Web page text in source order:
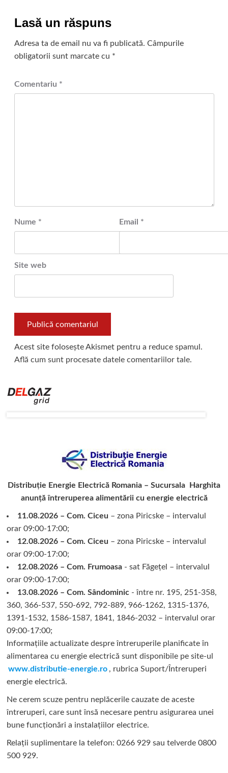
Lasă un răspuns
Adresa ta de email nu va fi publicată. Câmpurile
obligatorii sunt marcate cu *
Comentariu *
Nume * Email *
Site web
Acest site folosește Akismet pentru a reduce spamul.
Află cum sunt procesate datele comentariilor tale.
Distribuție Energie Electrică Romania – Sucursala Harghita
anunță întreruperea alimentării cu energie electrică
11.08.2026 – Com. Ciceu – zona Piricske – intervalul
orar 09:00-17:00;
12.08.2026 – Com. Ciceu – zona Piricske – intervalul
orar 09:00-17:00;
12.08.2026 – Com. Frumoasa- sat Făgețel – intervalul
orar 09:00-17:00;
13.08.2026 – Com. Sândominic- între nr. 195, 251-358,
360, 366-537, 550-692, 792-889, 966-1262, 1315-1376,
1391-1532, 1586-1587, 1841, 1846-2032 – intervalul orar
09:00-17:00;
Informațiile actualizate despre întreruperile planificate în
alimentarea cu energie electrică sunt disponibile pe site-ul
www.distributie-energie.ro , rubrica Suport/Întreruperi
energie electrică.
Ne cerem scuze pentru neplăcerile cauzate de aceste
întreruperi, care sunt însă necesare pentru asigurarea unei
bune funcționări a instalațiilor electrice.
Relații suplimentare la tel efon: 0266 929 sau telverde 0800
500 929.